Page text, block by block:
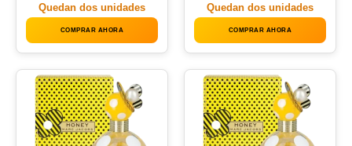
Quedan dos unidades
COMPRAR AHORA
Quedan dos unidades
COMPRAR AHORA